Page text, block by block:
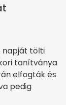
napját tölti
tanítványa
elfogták és
pedig